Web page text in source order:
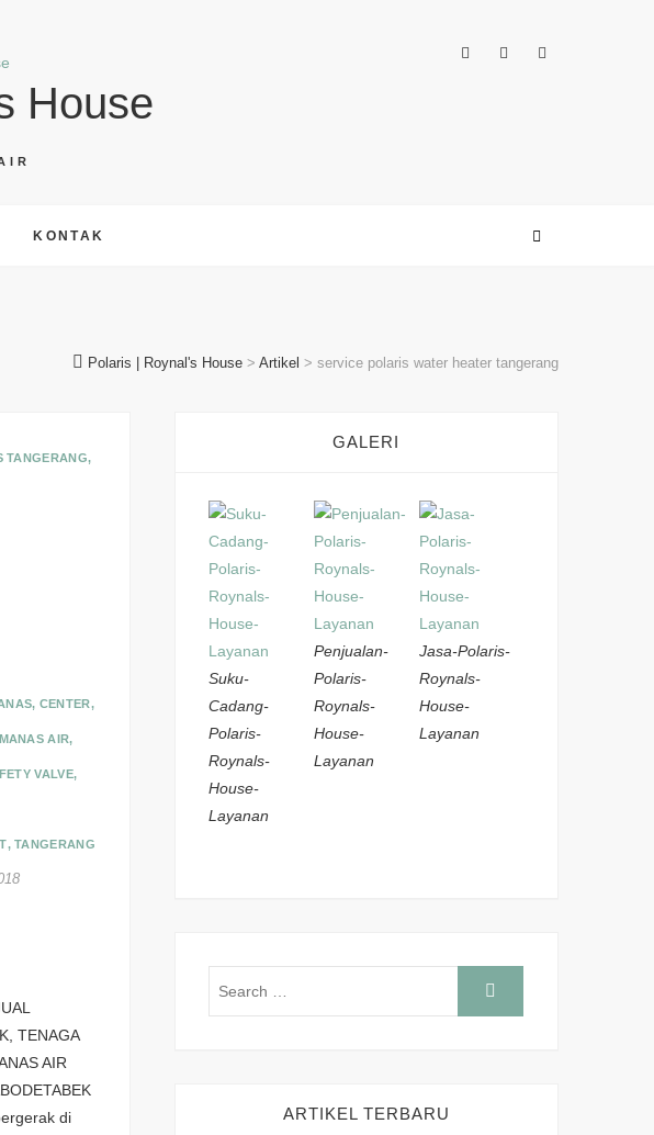
House
KONTAK
Polaris | Roynal's House > Artikel > service polaris water heater tangerang
TANGERANG,
, CENTER,
AIR,
VALVE,
,TANGERANG
TENAGA
AIR
di
GALERI
Suku-
Cadang-
Polaris-
Roynals-
House-
Layanan
Penjualan-
Polaris-
Roynals-
House-
Layanan
Jasa-Polaris-
Roynals-
House-
Layanan
ARTIKEL TERBARU